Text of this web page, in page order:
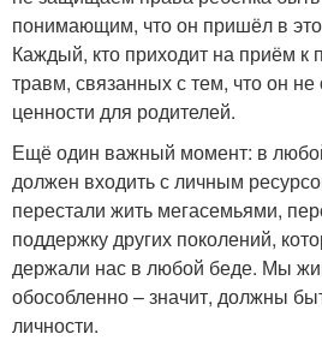
понимающим, что он пришёл в
Каждый, кто приходит на приём к
травм, связанных с тем, что он
ценности для родителей.
Ещё один важный момент: в
должен входить с личным
перестали жить мегасемьями,
поддержку других поколений,
держали нас в любой беде. Мы
обособленно – значит, должны
личности.